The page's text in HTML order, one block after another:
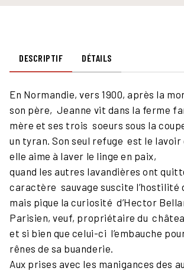
DESCRIPTIF DÉTAILS
En Normandie, vers 1900, après la
son père, Jeanne vit dans la ferme
mère et ses trois soeurs sous la
un tyran. Son seul refuge est le lavoir
elle aime à laver le linge en paix,
quand les autres lavandières ont
caractère sauvage suscite l’hostilité
mais pique la curiosité d’Hector
Parisien, veuf, propriétaire du
et si bien que celui-ci l’embauche
rênes de sa buanderie.
Aux prises avec les manigances des